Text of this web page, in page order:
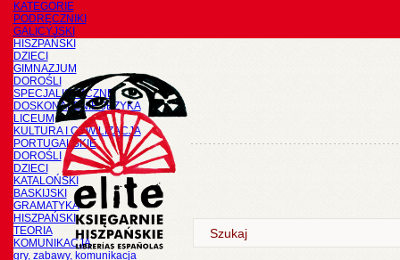
KATEGORIE
PODRĘCZNIKI
GALICYJSKI
HISZPAŃSKI
DZIECI
GIMNAZJUM
DOROŚLI
SPECJALISTYCZNE
DOSKONALENIE JĘZYKA
LICEUM
KULTURA I CYWILIZACJA
PORTUGALSKIE
DOROŚLI
DZIECI
KATALOŃSKI
BASKIJSKI
GRAMATYKA
HISZPAŃSKI
TEORIA
KOMUNIKACJA
gry, zabawy, komunikacja